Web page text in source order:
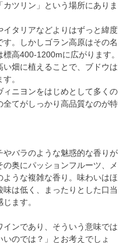
ツリン」という場所にありま
タリアなどよりはずっと緯度
。しかしゴラン高原はその名
高400-1200mに広がります。
畑に植えることで、ブドウは
。
ニヨンをはじめとして多くの
てがしっかり高品質なのが特
バラのような魅惑的な香りが
奥にパッションフルーツ、メ
うな複雑な香り。味わいはほ
は低く、まったりとした口当
ます。
ンであり、そういう意味では
いのでは？」とお考えでしょ